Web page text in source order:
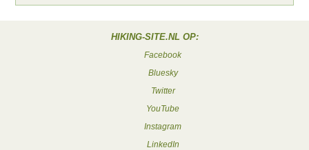
HIKING-SITE.NL OP:
Facebook
Bluesky
Twitter
YouTube
Instagram
LinkedIn